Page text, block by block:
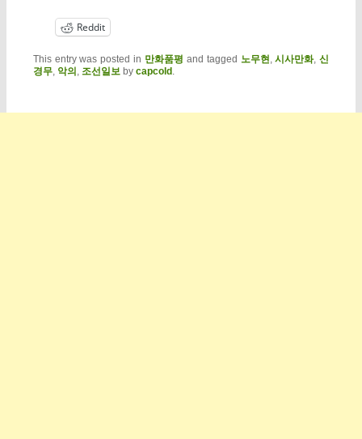
Reddit
This entry was posted in 만화품평 and tagged 노무현,시사만화,신
경무, 악의 , 조선일보by capcold .